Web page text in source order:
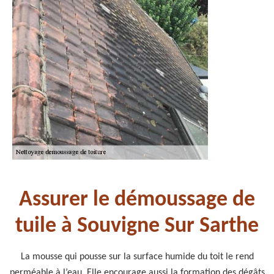
Assurer le démoussage de
tuile à Souvigne Sur Sarthe
La mousse qui pousse sur la surface humide du toit le rend